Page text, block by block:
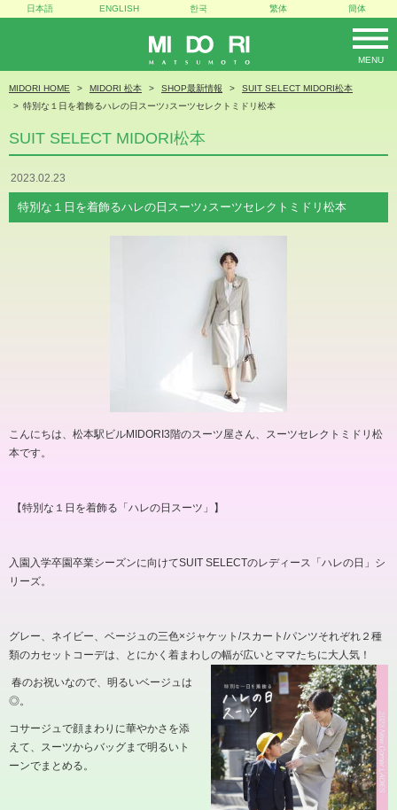
MIDORI
MENU
日本語 ENGLISH 한국 繁体 簡体
MIDORI HOME MIDORI 松本 SHOP最新情報
SUIT SELECT MIDORI松本
特別な１日を着飾るハレの日スーツ♪スーツセレクトミドリ松本
SUIT SELECT MIDORI松本
2023.02.23
特別な１日を着飾るハレの日スーツ♪スーツセレクトミドリ松本
こんにちは、松本駅ビルMIDORI3階のスーツ屋さん、スーツセレクトミドリ松
本です。
【特別な１日を着飾る「ハレの日スーツ」】
入園入学卒園卒業シーズンに向けてSUIT SELECTのレディース「ハレの日」シ
リーズ。
グレー、ネイビー、ベージュの三色×ジャケット /スカート /パンツそれぞれ２種
類のカセットコーデは、とにかく着まわしの幅が広いとママたちに大人気！
春のお祝いなので、明るいベージュは
◎。
コサージュで顔まわりに華やかさを添
えて、スーツからバッグまで明るいト
ーンでまとめる。